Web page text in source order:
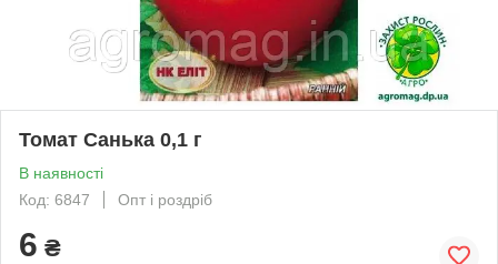
Томат Санька 0,1 г
В наявності
Код: 6847
Опт і роздріб
6 ₴